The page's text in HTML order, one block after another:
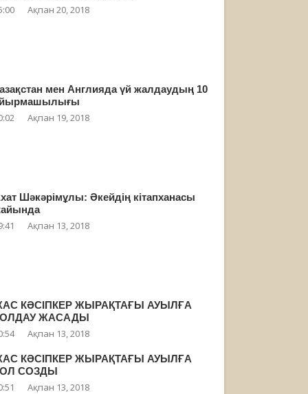
Ақпан 20, 2018
мен Англияда үй жалдаудың 10
Ақпан 19, 2018
Шәкәрімұлы: Әкейдің кітапханасы
Ақпан 13, 2018
КӘСІПКЕР ЖЫРАҚТАҒЫ АУЫЛҒА
ЖАСАДЫ
Ақпан 13, 2018
КӘСІПКЕР ЖЫРАҚТАҒЫ АУЫЛҒА
СОЗДЫ
Ақпан 13, 2018